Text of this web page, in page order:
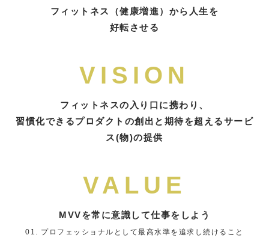
フィットネス（健康増進）から人生を
好転させる
VISION
フィットネスの入り口に携わり、
習慣化できるプロダクトの創出と期待を超えるサービ
ス(物)の提供
VALUE
MVVを常に意識して仕事をしよう
01. プロフェッショナルとして最高水準を追求し続けること